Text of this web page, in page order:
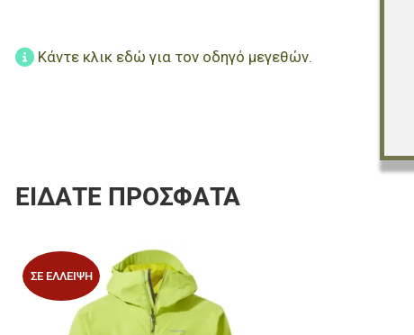
Κάντε κλικ εδώ για τον οδηγό μεγεθών.
ΕΊΔΑΤΕ ΠΡΌΣΦΑΤΑ
ΣΕ ΈΛΛΕΙΨΗ